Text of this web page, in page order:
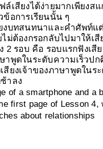
ล์เสียงได้ง่ายมากเพียงส
ข้อการเรียนนั้น ๆ
งบทสนทนาและคำศัพท์แ
ม่ต้องกรอกลับไปมาให้เสี
2 รอบ คือ รอบแรกฟังเสี
าพูดในระดับความเร็วปก
สียงเจ้าของภาษาพูดในร
าลง